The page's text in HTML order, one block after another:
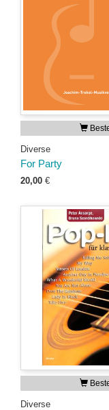
Diverse
For Party
20,00 €
Diverse